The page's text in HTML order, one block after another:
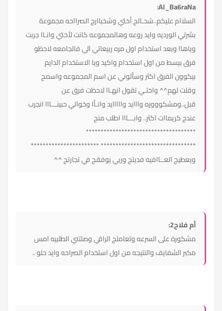
Al_Ba6raNa:
السلاام عليكم..شحـالج أختي وشخباارج الصرااحه مجموعة
بشرتي الورديه وايد روعه وهالمجموعه كانت لأختي وانـاا جربت
وياهاا وبعد استخدام اول مره ربيعاتي الي فالجامعه لاحظو
فرق بيسط من اول استخدام واكيد ويا الاستخدام الدايم
بيكوون الفرق اكثر وسألوني عن اسم المجموعه واسمج
وقلت لهم^^ واختـي تقول انهـاا لاحظت فرق عن
قبل..ومشكوووره وااايد وااااايد وانـأا وخواتي حبينـــااا انجرب
عندج كريماات اكثر.. وابـــااا اطلب منج
*************************************
******************************** ***********************
ويعطيج العــاافيه فديتج وربي يوفقج في تجارتج ^^
أم فلاح2:
مشكورة على السرعه وتعاملج الراقي وصلتني الطلبيه امس
مكبر الشفايف والنتيجه من اول استخدام الصراحه وايد حلو ..